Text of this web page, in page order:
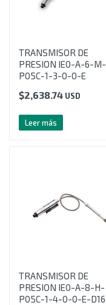
TRANSMISOR DE
PRESION IE0-A-6-M-
P05C-1-3-0-0-E
$2,638.74 USD
Leer más
TRANSMISOR DE
PRESION IE0-A-8-H-
P05C-1-4-0-0-E-D16